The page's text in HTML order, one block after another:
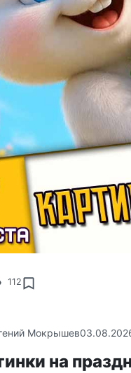
112
Мокрышев
на